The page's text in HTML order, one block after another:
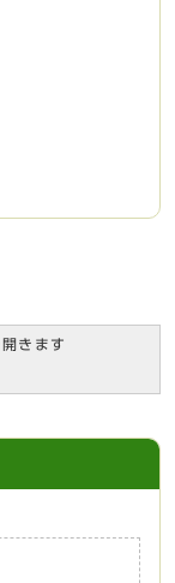
きます